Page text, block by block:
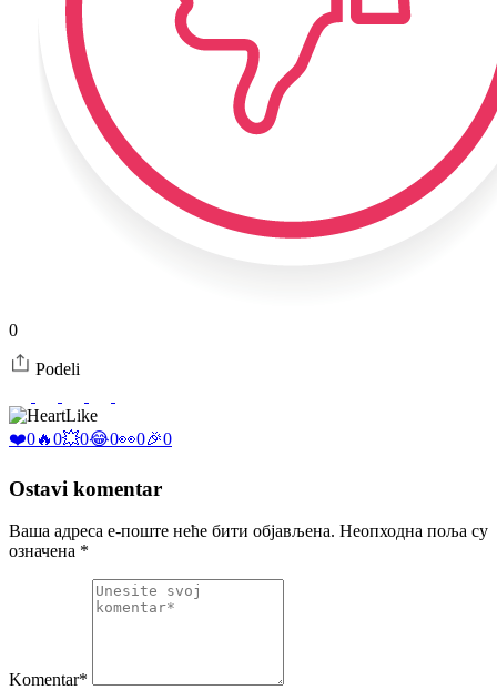
0
Podeli
Like
❤️0🔥0💥0😂0👀0🎉0
Ostavi komentar
Ваша адреса е-поште неће бити објављена. Неопходна поља су
означена *
Komentar*